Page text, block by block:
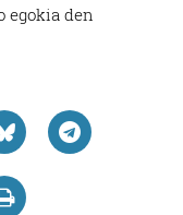
egokia den